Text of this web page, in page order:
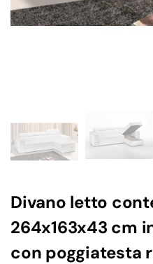
Divano letto
264x163x43 cm
con poggiatesta